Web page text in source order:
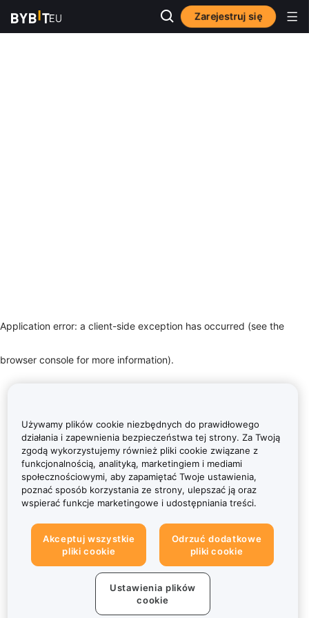
Zarejestruj się
Application error: a client-side exception has occurred (see the
browser console for more information).
Używamy plików cookie niezbędnych do prawidłowego
działania i zapewnienia bezpieczeństwa tej strony. Za Twoją
zgodą wykorzystujemy również pliki cookie związane z
funkcjonalnością, analityką, marketingiem i mediami
społecznościowymi, aby zapamiętać Twoje ustawienia,
poznać sposób korzystania ze strony, ulepszać ją oraz
wspierać funkcje marketingowe i udostępniania treści.
Akceptuj wszystkie
pliki cookie
Odrzuć dodatkowe
pliki cookie
Ustawienia plików
cookie